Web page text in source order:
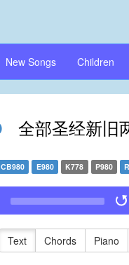
New Songs Children
全部圣经新旧
CB980 E980 K778 P980
Text Chords Piano